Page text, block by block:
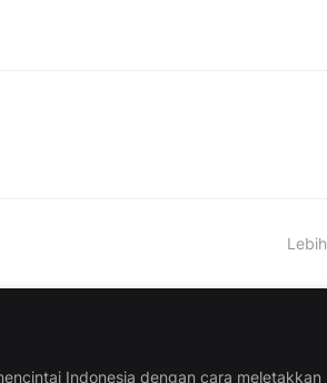
Indonesia dengan cara meletakkan